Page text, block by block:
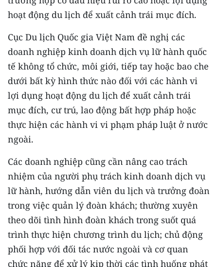
Đồng bằng sông Cửu Long
Chuyên trang TP. Hồ Chí Minh
CHUYÊN ĐỀ
CÁC CHUYÊN TRANG
VỀ BÁO NHÂN DÂN
THỜI NAY
NHÂN DÂN CUỐI TUẦN
NHÂN DÂN HẰNG THÁNG
MUA BÁO
ĐỌC BÁO IN
hoạt động du lịch để xuất cảnh trái mục đích.
Cục Du lịch Quốc gia Việt Nam đề nghị các
doanh nghiệp kinh doanh dịch vụ lữ hành quốc
tế không tổ chức, môi giới, tiếp tay hoặc bao che
dưới bất kỳ hình thức nào đối với các hành vi
lợi dụng hoạt động du lịch để xuất cảnh trái
mục đích, cư trú, lao động bất hợp pháp hoặc
thực hiện các hành vi vi phạm pháp luật ở nước
ngoài.
Các doanh nghiệp cũng cần nâng cao trách
nhiệm của người phụ trách kinh doanh dịch vụ
lữ hành, hướng dẫn viên du lịch và trưởng đoàn
trong việc quản lý đoàn khách; thường xuyên
theo dõi tình hình đoàn khách trong suốt quá
trình thực hiện chương trình du lịch; chủ động
phối hợp với đối tác nước ngoài và cơ quan
chức năng để xử lý kịp thời các tình huống phát